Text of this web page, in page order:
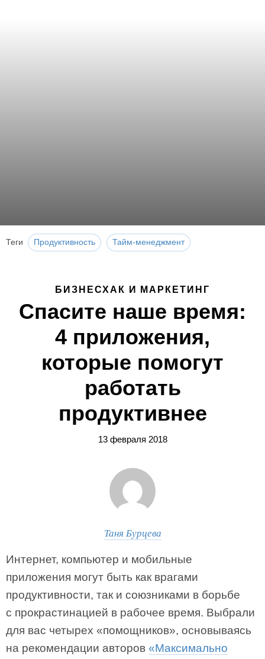
Теги Продуктивность Тайм-менеджмент
БИЗНЕСХАК И МАРКЕТИНГ
Спасите наше время:
4 приложения,
которые помогут
работать
продуктивнее
13 февраля 2018
Таня Бурцева
Интернет, компьютер и мобильные
приложения могут быть как врагами
продуктивности, так и союзниками в борьбе
с прокрастинацией в рабочее время. Выбрали
для вас четырех «помощников», основываясь
на рекомендации авторов «Максимально